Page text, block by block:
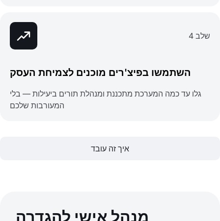
שלב 4
השתמשו בפיצ'רים מוכנים לצמיחת העסק
גלו עד כמה המערכת מתכננת ומנהלת תורים ביעילות — בלי
המעורבות שלכם
איך זה עובד
מנהל אישי להגדרה